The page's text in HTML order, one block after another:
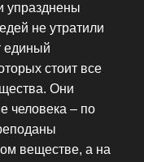
упразднены
не утратили
единый
стоит все
Они
человека – по
веществе, а на